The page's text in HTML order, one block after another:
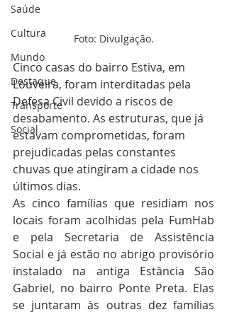
Saúde
Cultura
Mundo
Destaque
Transporte
Social
Foto: Divulgação.
Cinco casas do bairro Estiva, em
Louveira, foram interditadas pela
Defesa Civil devido a riscos de
desabamento. As estruturas, que já
estavam comprometidas, foram
prejudicadas pelas constantes
chuvas que atingiram a cidade nos
últimos dias.
As cinco famílias que residiam nos
locais foram acolhidas pela FumHab
e pela Secretaria de Assistência
Social e já estão no abrigo provisório
instalado na antiga Estância São
Gabriel, no bairro Ponte Preta. Elas
se juntaram às outras dez famílias